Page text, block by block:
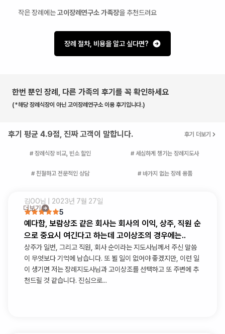
작은 장례에는고이장례연구소 가족장을 추천드려요
장례 절차, 비용을 알고 싶다면?
한번 뿐인 장례, 다른 가족의 후기를 꼭 확인하세요
(*해당 장례식장이 아닌 고이장례연구소 이용 후기입니다.)
후기 평균 4.9점, 진짜 고객이 말합니다. 후기 더보기
# 장례식장 비교, 빈소 할인 # 세심하게 챙기는 장례지도사
# 친절하고 전문적인 상담 # 바가지 없는 장례 용품
더보기
김OO님 | 2023년 7월 27일
5
예다함, 보람상조 같은 회사는 회사의 이익, 상주, 직원 순
으로 중요시 여긴다고 하는데 고이상조의 경우에는..
상주가 일번, 그리고 직원, 회사 순이라는 지도사님께서 주신 말씀
이 무엇보다 기억에 남습니다. 또 뵐 일이 없어야 좋겠지만, 이런 일
이 생기면 저는 장례지도사님과 고이상조를 선택하고 또 주변에 추
천드릴 것 같습니다. 진심으로...